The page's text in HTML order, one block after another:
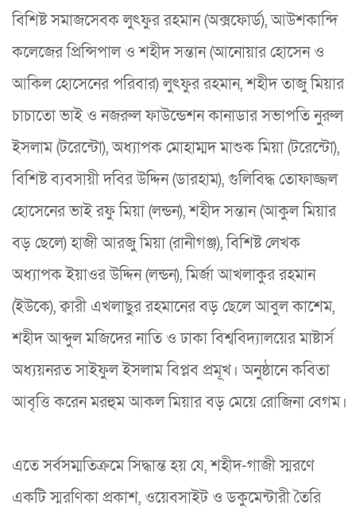
বিশিষ্ট সমাজসেবক লুৎফুর রহমান (অক্সফোর্ড), আউশকান্দি
কলেজের প্রিন্সিপাল ও শহীদ সন্তান (আনোয়ার হোসেন ও
আকিল হোসেনের পরিবার) লুৎফুর রহমান, শহীদ তাজু মিয়ার
চাচাতো ভাই ও নজরুল ফাউন্ডেশন কানাডার সভাপতি নুরুল
ইসলাম (টরেন্টো), অধ্যাপক মোহাম্মদ মাশুক মিয়া (টরেন্টো),
বিশিষ্ট ব্যবসায়ী দবির উদ্দিন (ডারহাম), গুলিবিদ্ধ তোফাজ্জল
হোসেনের ভাই রফু মিয়া (লন্ডন), শহীদ সন্তান (আকুল মিয়ার
বড় ছেলে) হাজী আরজু মিয়া (রানীগঞ্জ), বিশিষ্ট লেখক
অধ্যাপক ইয়াওর উদ্দিন (লন্ডন), মির্জা আখলাকুর রহমান
(ইউকে), ক্বারী এখলাছুর রহমানের বড় ছেলে আবুল কাশেম,
শহীদ আব্দুল মজিদের নাতি ও ঢাকা বিশ্ববিদ্যালয়ের মাষ্টার্স
অধ্যয়নরত সাইফুল ইসলাম বিপ্লব প্রমূখ। অনুষ্ঠানে কবিতা
আবৃত্তি করেন মরহুম আকল মিয়ার বড় মেয়ে রোজিনা বেগম।
এতে সর্বসম্মতিক্রমে সিদ্ধান্ত হয় যে, শহীদ-গাজী স্মরণে
একটি স্মরণিকা প্রকাশ, ওয়েবসাইট ও ডকুমেন্টারী তৈরি